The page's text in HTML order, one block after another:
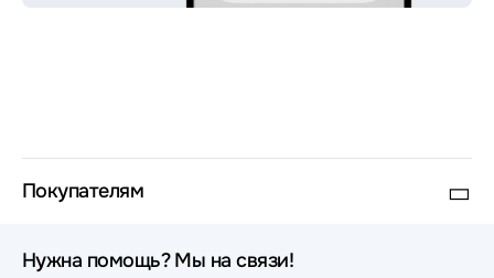
Покупателям
Нужна помощь? Мы на связи!